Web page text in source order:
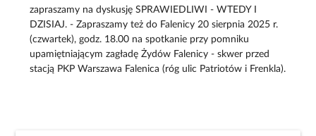
zapraszamy na dyskusję SPRAWIEDLIWI - WTEDY I
DZISIAJ. - Zapraszamy też do Falenicy 20 sierpnia 2025 r.
(czwartek), godz. 18.00 na spotkanie przy pomniku
upamiętniającym zagładę Żydów Falenicy - skwer przed
stacją PKP Warszawa Falenica (róg ulic Patriotów i Frenkla).